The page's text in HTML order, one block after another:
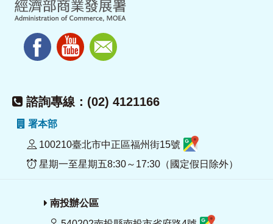
諮詢專線：(02) 4121166
署本部
100210臺北市中正區福州街15號
星期一至星期五8:30～17:30（國定假日除外）
南投辦公區